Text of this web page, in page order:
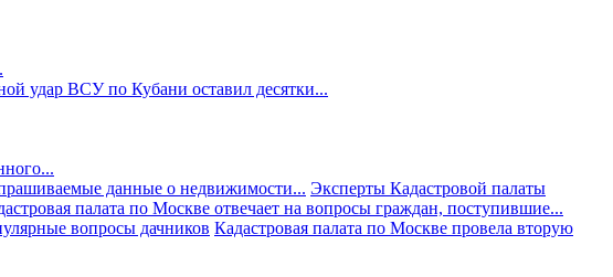
удар ВСУ по Кубани оставил десятки...
данные о недвижимости... Эксперты Кадастровой палаты
палата по Москве отвечает на вопросы граждан, поступившие...
вопросы дачников Кадастровая палата по Москве провела вторую